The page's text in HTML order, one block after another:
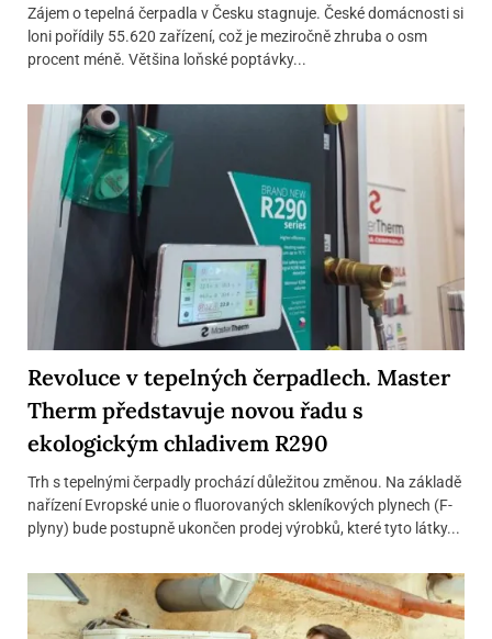
Zájem o tepelná čerpadla v Česku stagnuje. České domácnosti si
loni pořídily 55.620 zařízení, což je meziročně zhruba o osm
procent méně. Většina loňské poptávky...
Revoluce v tepelných čerpadlech. Master
Therm představuje novou řadu s
ekologickým chladivem R290
Trh s tepelnými čerpadly prochází důležitou změnou. Na základě
nařízení Evropské unie o fluorovaných skleníkových plynech (F-
plyny) bude postupně ukončen prodej výrobků, které tyto látky...